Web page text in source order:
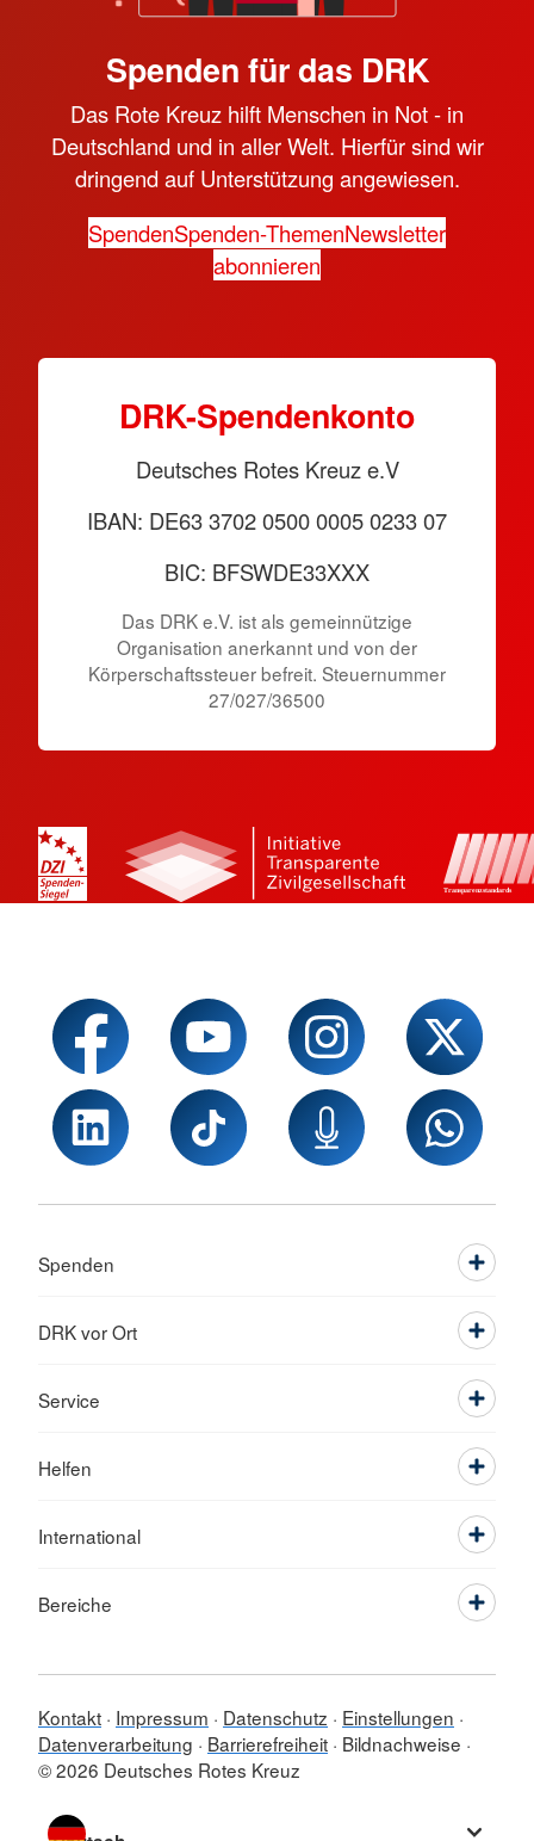
Spenden für das DRK
Das Rote Kreuz hilft Menschen in Not - in
Deutschland und in aller Welt. Hierfür sind wir
dringend auf Unterstützung angewiesen.
SpendenSpenden-ThemenNewsletter
abonnieren
DRK-Spendenkonto
Deutsches Rotes Kreuz e.V
IBAN: DE63 3702 0500 0005 0233 07
BIC: BFSWDE33XXX
Das DRK e.V. ist als gemeinnützige
Organisation anerkannt und von der
Körperschaftssteuer befreit. Steuernummer
27/027/36500
Spenden
DRK vor Ort
Service
Helfen
International
Bereiche
Kontakt Impressum Datenschutz
Einstellungen
Datenverarbeitung
Barrierefreiheit Bildnachweise
© 2026 Deutsches Rotes Kreuz
Sprache wechseln zu